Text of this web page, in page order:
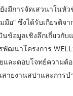
มีการจัดเสวนาในหัว
มือ” ซึ่งได้รับเกียรติจ
ข้อมูลเชิงลึกเกี่ยวกับ
ฒนาโครงการ
ละตอบโจทย์ความต้
สายงานสปาและการบ